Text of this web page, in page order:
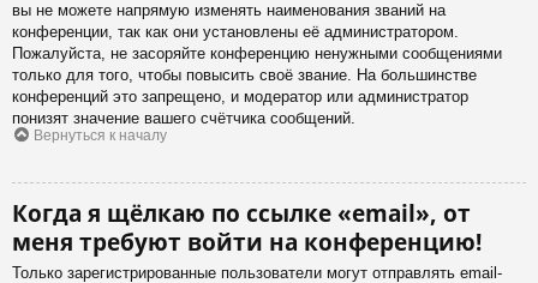
вы не можете напрямую изменять наименования званий на
конференции, так как они установлены её администратором.
Пожалуйста, не засоряйте конференцию ненужными сообщениями
только для того, чтобы повысить своё звание. На большинстве
конференций это запрещено, и модератор или администратор
понизят значение вашего счётчика сообщений.
Вернуться к началу
Когда я щёлкаю по ссылке «email», от
меня требуют войти на конференцию!
Только зарегистрированные пользователи могут отправлять email-